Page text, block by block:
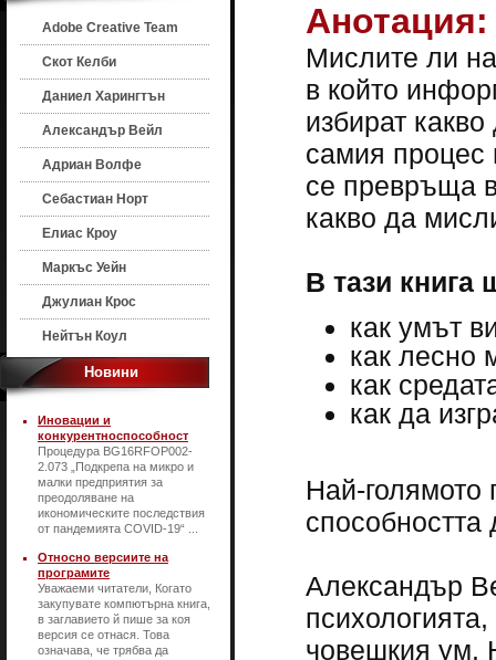
Adobe Creative Team
Скот Келби
Даниел Харингтън
Александър Вейл
Адриан Волфе
Себастиан Норт
Елиас Кроу
Маркъс Уейн
Джулиан Крос
Нейтън Коул
Новини
Иновации и
конкурентноспособност
Процедура BG16RFOP002-
2.073 „Подкрепа на микро и
малки предприятия за
преодоляване на
икономическите последствия
от пандемията COVID-19“ ...
Относно версиите на
програмите
Уважаеми читатели, Когато
закупувате компютърна книга,
в заглавието й пише за коя
версия се отнася. Това
означава, че трябва да
Анотация:
Мислите ли
в който
избират
самия процес
се превръща
какво да
В тази книга
как умът
как лесно
как
как да
Най-
Александър
човешкия ум.